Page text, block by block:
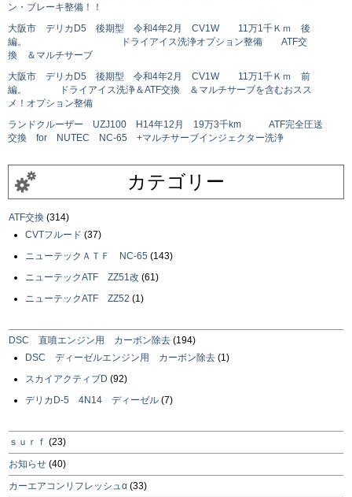
ン・ブレーキ整備！！
大阪市 デリカD5 後期型 令和4年2月 CV1W 11万1千Ｋｍ 後
編。 ドライアイス洗浄オプション整備 ATF交
換 ＆マルチサーブ
大阪市 デリカD5 後期型 令和4年2月 CV1W 11万1千Ｋｍ 前
編。 ドライアイス洗浄＆ATF交換 ＆マルチサーブを含むおスス
メ！オプション整備
ランドクルーザー UZJ100 H14年12月 19万3千km ATF完全圧送
交換 for NUTEC NC-65 +マルチサーブインジェクター洗浄
カテゴリー
ATF交換 (314)
CVTフルード (37)
ニューテックＡＴＦ NC-65 (143)
ニューテックATF ZZ51改 (61)
ニューテックATF ZZ52 (1)
DSC 直噴エンジン用 カーボン除去 (194)
DSC ディーゼルエンジン用 カーボン除去 (1)
スカイアクティブD (92)
デリカD-5 4N14 ディーゼル (7)
ｓｕｒｆ (23)
お知らせ (40)
カーエアコンリフレッシュα (33)